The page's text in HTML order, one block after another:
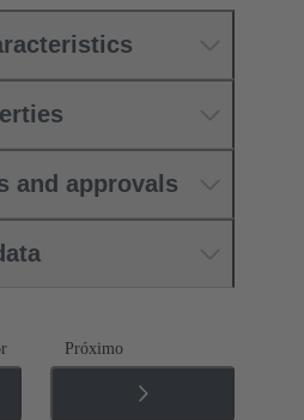
and approvals
Próximo